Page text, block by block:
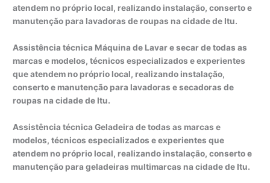
atendem no próprio local, realizando instalação, conserto e
manutenção para lavadoras de roupas na cidade de Itu.
Assistência técnica Máquina de Lavar e secar de todas as
marcas e modelos, técnicos especializados e experientes
que atendem no próprio local, realizando instalação,
conserto e manutenção para lavadoras e secadoras de
roupas na cidade de Itu.
Assistência técnica Geladeira de todas as marcas e
modelos, técnicos especializados e experientes que
atendem no próprio local, realizando instalação, conserto e
manutenção para geladeiras multimarcas na cidade de Itu.